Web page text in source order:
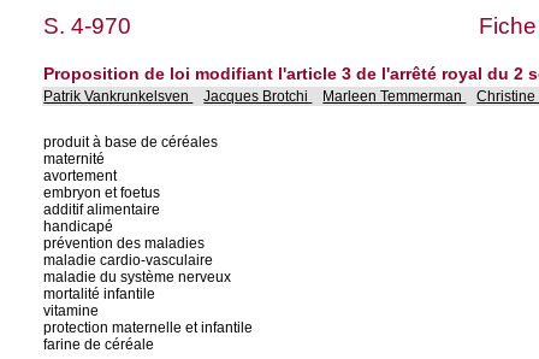
S. 4-970
Proposition de loi modifiant l'article 3 de l'arrêté royal du 2
Patrik Vankrunkelsven Jacques Brotchi Marleen Temmerman
produit à base de céréales
maternité
avortement
embryon et foetus
additif alimentaire
handicapé
prévention des maladies
maladie cardio-vasculaire
maladie du système nerveux
mortalité infantile
vitamine
protection maternelle et infantile
farine de céréale